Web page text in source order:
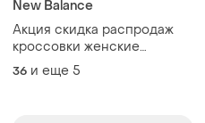
New Balance
Акция скидка распродаж
кроссовки женские
кожаные черно-белые nb
36 и еще 5